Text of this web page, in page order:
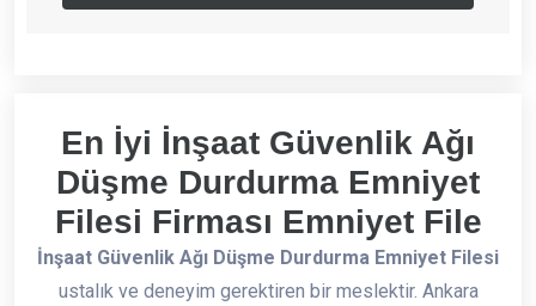
En İyi İnşaat Güvenlik Ağı
Düşme Durdurma Emniyet
Filesi Firması Emniyet File
İnşaat Güvenlik Ağı Düşme Durdurma Emniyet Filesi
ustalık ve deneyim gerektiren bir meslektir. Ankara